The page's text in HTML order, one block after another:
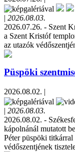
| 2026.08.03.
2026.07.26. - Szent
a Szent Kristóf
az utazók
Püspöki
2026.08.02. |
| 2026.08.03.
2026.08.02. -
kápolnánál mutatott
Péter püspöki titkárral
védőszentjének